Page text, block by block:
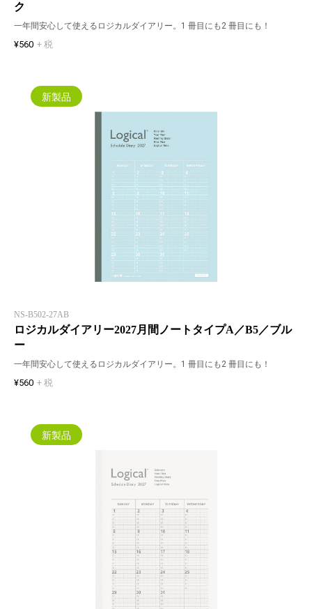
ク
一年間安心して使えるロジカルダイアリー。1 冊目にも2 冊目にも！
¥560 + 税
新製品
NS-B502-27AB
ロジカルダイアリー2027月間ノートタイプA／B5／ブル
ー
一年間安心して使えるロジカルダイアリー。1 冊目にも2 冊目にも！
¥560 + 税
新製品